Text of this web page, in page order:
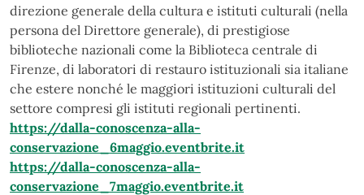
direzione generale della cultura e istituti culturali (nella
persona del Direttore generale), di prestigiose
biblioteche nazionali come la Biblioteca centrale di
Firenze, di laboratori di restauro istituzionali sia italiane
che estere nonché le maggiori istituzioni culturali del
settore compresi gli istituti regionali pertinenti.
https://dalla-conoscenza-alla-
conservazione_6maggio.eventbrite.it
https://dalla-conoscenza-alla-
conservazione_7maggio.eventbrite.it